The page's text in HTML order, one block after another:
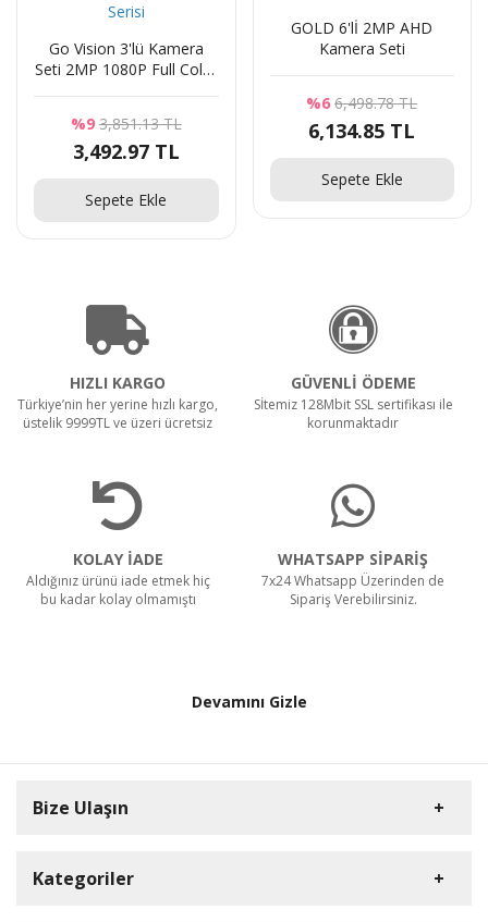
Go Vision 3'lü Kamera
Seti 2MP 1080P Full Color
%9 3,851.13 TL
3,492.97 TL
Sepete Ekle
GOLD 6'lİ 2MP AHD
Kamera Seti
%6 6,498.78 TL
6,134.85 TL
Sepete Ekle
HIZLI KARGO
Türkiye’nin her yerine hızlı kargo,
üstelik 9999TL ve üzeri ücretsiz
GÜVENLİ ÖDEME
Sİtemiz 128Mbit SSL sertifikası ile
korunmaktadır
KOLAY İADE
Aldığınız ürünü iade etmek hiç
bu kadar kolay olmamıştı
WHATSAPP SİPARİŞ
7x24 Whatsapp Üzerinden de
Sipariş Verebilirsiniz.
Devamını Gizle
Bize Ulaşın
Kategoriler